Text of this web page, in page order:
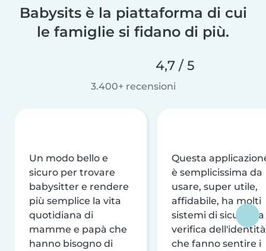
Babysits è la piattaforma di cui
le famiglie si fidano di più.
4,7 / 5
3.400+ recensioni
Un modo bello e
sicuro per trovare
babysitter e rendere
più semplice la vita
quotidiana di
mamme e papà che
hanno bisogno di
Questa
è semplicissima da
usare, super utile,
affidabile, ha molti
sistemi di sicurezza
verifica dell'identità
che fanno sentire i